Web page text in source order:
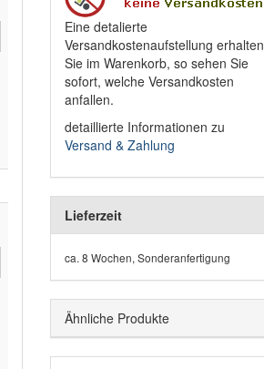
Eine detalierte
Versandkostenaufstellung erhalten
Sie im Warenkorb, so sehen Sie
sofort, welche Versandkosten
anfallen.
detaillierte Informationen zu
Versand & Zahlung
Lieferzeit
ca. 8 Wochen, Sonderanfertigung
Ähnliche Produkte